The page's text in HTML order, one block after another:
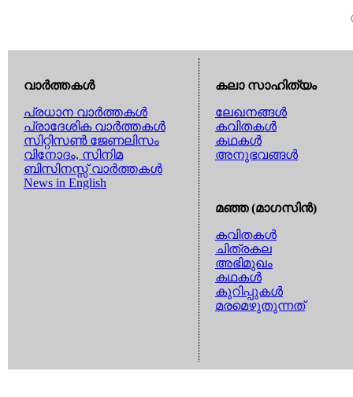
വാര്‍ത്തകള്‍
പ്രധാന വാര്‍ത്തകള്‍
പ്രാദേശിക വാര്‍ത്തകള്‍
സിറ്റിസണ്‍ ജേണലിസം
വിനോദം, സിനിമ
ബിസിനസ്സ് വാര്‍ത്തകള്‍
News in English
കലാ സാഹിത്യം
ലേഖനങ്ങള്‍
കവിതകള്‍
കഥകള്‍
അനുഭവങ്ങള്‍
മഞ്ഞ (മാഗസിന്‍)
കവിതകള്‍
ചിത്രകല
അഭിമുഖം
കഥകള്‍
കുറിപ്പുകള്‍
മരമെഴുതുന്നത്